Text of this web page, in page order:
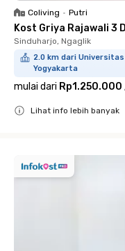
Coliving • Putri
Kost Griya Rajawali 3
Sinduharjo, Ngaglik
2.0 km dari
Yogyakarta
mulai dari Rp1.250.000
Lihat info lebih banyak